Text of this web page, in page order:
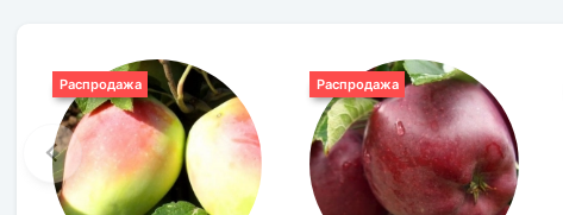
Распродажа Распродажа